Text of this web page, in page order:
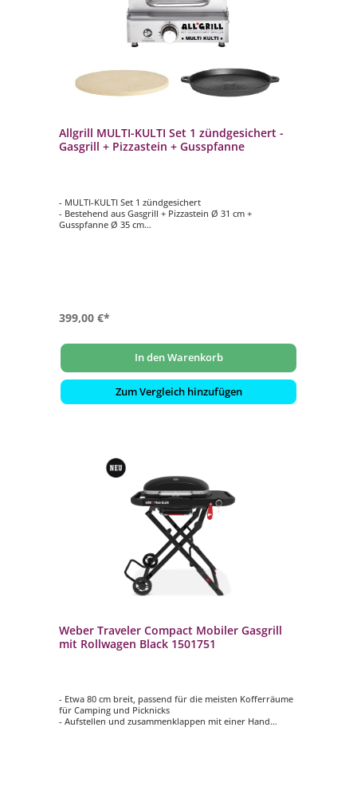
Allgrill MULTI-KULTI Set 1 zündgesichert -
Gasgrill + Pizzastein + Gusspfanne
- MULTI-KULTI Set 1 zündgesichert
- Bestehend aus Gasgrill + Pizzastein Ø 31 cm +
Gusspfanne Ø 35 cm
399,00 €*
In den Warenkorb
Zum Vergleich hinzufügen
Weber Traveler Compact Mobiler Gasgrill
mit Rollwagen Black 1501751
- Etwa 80 cm breit, passend für die meisten Kofferräume
für Camping und Picknicks
- Aufstellen und zusammenklappen mit einer Hand